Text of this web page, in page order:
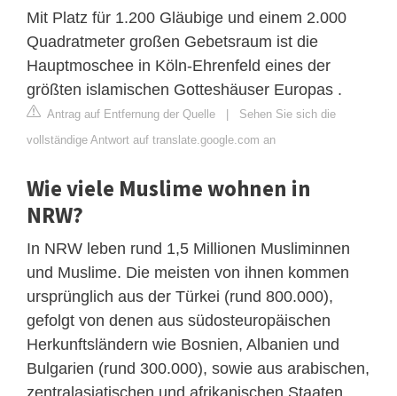
Mit Platz für 1.200 Gläubige und einem 2.000
Quadratmeter großen Gebetsraum ist die
Hauptmoschee in Köln-Ehrenfeld eines der
größten islamischen Gotteshäuser Europas .
Antrag auf Entfernung der Quelle
Sehen Sie sich die
vollständige Antwort auf translate.google.com an
Wie viele Muslime wohnen in
NRW?
In NRW leben rund 1,5 Millionen Musliminnen
und Muslime. Die meisten von ihnen kommen
ursprünglich aus der Türkei (rund 800.000),
gefolgt von denen aus südosteuropäischen
Herkunftsländern wie Bosnien, Albanien und
Bulgarien (rund 300.000), sowie aus arabischen,